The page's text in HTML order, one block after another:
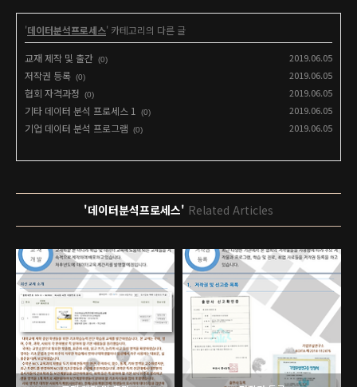
'데이터분석프로세스' 카테고리의 다른 글
교재 제작 및 출간 (0) 2019.06.05
저작권 등록 (0) 2019.06.05
협회 자격과정 (0) 2019.06.05
기타 데이터 분석 프로세스 1 (0) 2019.06.05
기업 데이터 분석 프로그램 (0) 2019.06.05
'데이터분석프로세스' Related Articles